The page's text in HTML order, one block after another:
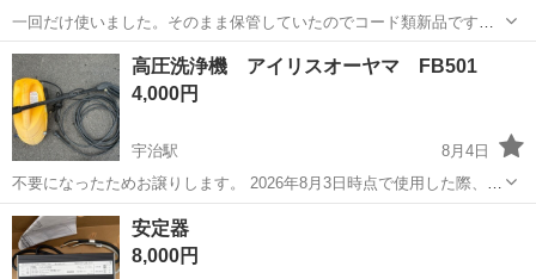
一回だけ使いました。そのまま保管していたのでコード類新品です。
(手持ちのタイプCで充電しました) 災害対策や車中泊にいかがですか？
京都府北部手渡しのみでお願いします。 𝐀𝐧𝐤𝐞𝐫 𝟓𝟑𝟓 Portable Powe...
京都 綾部市 その他 リン酸鉄
高圧洗浄機 アイリスオーヤマ FB501
4,000円
宇治駅
8月4日
不要になったためお譲りします。 2026年8月3日時点で使用した際、問
題なく使用できています。付属品は写真に写っている全てです。 中古
品であるため、ノークレームノーリターンのご理解でお願いします。
京都 京都市 宇治駅
安定器
8,000円